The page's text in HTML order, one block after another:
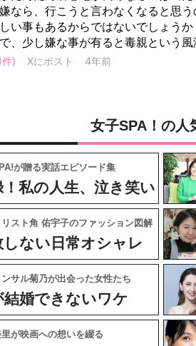
女子SPA！の人
が贈る実話エピソード集
！私の人生、泣き笑い
リスト角 佑宇子のファッション図解
しない日常オシャレ
サル菊乃が出会った女性たち
結婚できないワケ
が映画への想いを綴る